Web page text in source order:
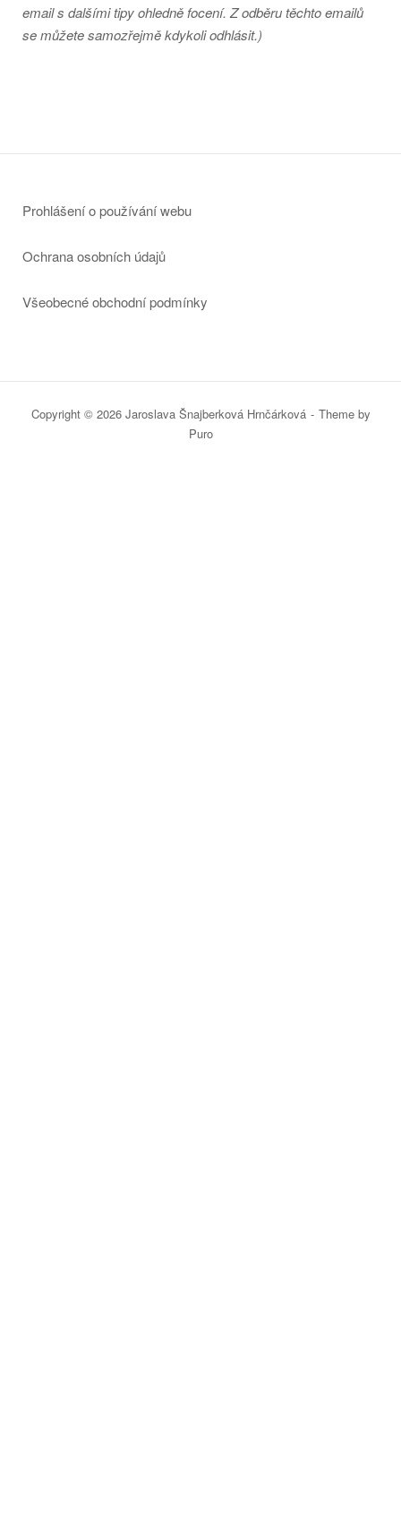
email s dalšími tipy ohledně focení. Z odběru těchto emailů
se můžete samozřejmě kdykoli odhlásit.)
Prohlášení o používání webu
Ochrana osobních údajů
Všeobecné obchodní podmínky
Copyright © 2026 Jaroslava Šnajberková Hrnčárková
Theme by
Puro